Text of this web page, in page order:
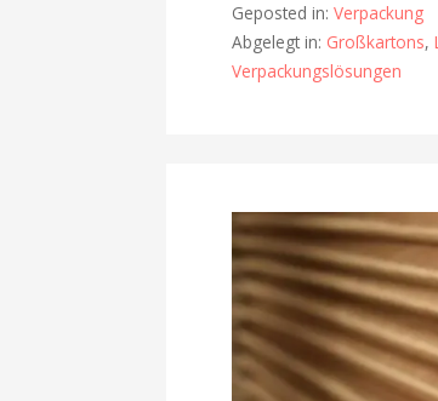
Geposted in:Verpackung
Abgelegt in: Großkartons,
Verpackungslösungen